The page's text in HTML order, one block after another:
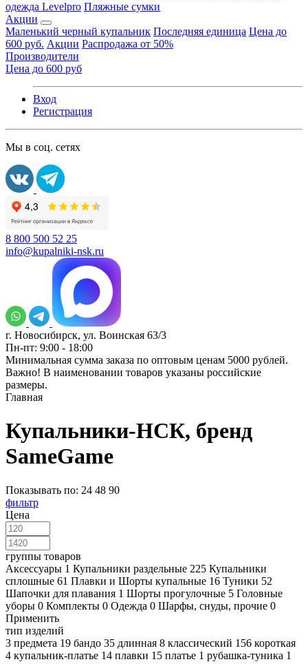
одежда Levelpro Пляжные сумки
Акции
Маленький черный купальник Последняя единица Цена до
600 руб. Акции Распродажа от 50%
Производители
Цена до 600 руб
Вход
Регистрация
Мы в соц. сетях
8 800 500 52 25
info@kupalniki-nsk.ru
г. Новосибирск, ул. Воинская 63/3
Пн-пт: 9:00 - 18:00
Минимальная сумма заказа по оптовым ценам 5000 рублей.
Важно! В наименовании товаров указаны российские
размеры.
Главная
Купальники-НСК, бренд
SameGame
Показывать по: 24 48 90
фильтр
Цена
группы товаров
Аксессуары 1 Купальники раздельные 225 Купальники
сплошные 61 Плавки и Шорты купальные 16 Туники 52
Шапочки для плавания 1 Шорты прогулочные 5 Головные
уборы 0 Комплекты 0 Одежда 0 Шарфы, снуды, прочие 0
Применить
тип изделий
3 предмета 19 бандо 35 длинная 8 классический 156 короткая
4 купальник-платье 14 плавки 15 платье 1 рубашка-туника 1